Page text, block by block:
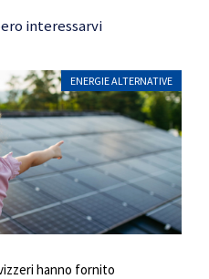
interessarvi
ENERGIE ALTERNATIVE
hanno fornito